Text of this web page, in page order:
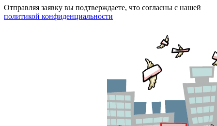
Отправляя заявку вы подтверждаете, что согласны с нашей
политикой конфиденциальности